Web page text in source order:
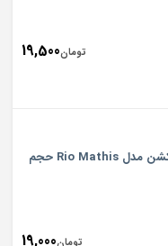
تومان19,500
ادو پرفیوم زنانه ریو کالکشن مدل Rio Mathis حجم
تومان19,000